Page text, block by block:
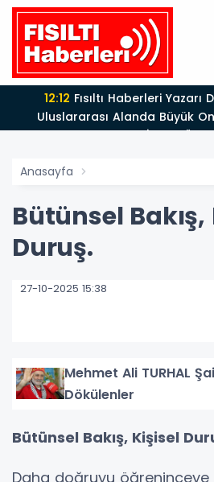
12:12
Uluslararası Alanda Büyük
Kalam İlham
Anasayfa
Bütünsel Bakış,
Duruş.
27-10-2025 15:38
Mehmet Ali TURHAL
Dökülenler
Bütünsel Bakış, Kişisel
Daha doğruyu öğreninceye